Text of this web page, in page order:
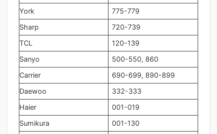
York
775-779
Sharp
720-739
TCL
120-139
Sanyo
500-550, 860
Carrier
690-699, 890-899
Daewoo
332-333
Haier
001-019
Sumikura
001-130